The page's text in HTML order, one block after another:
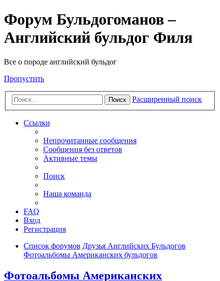
Форум Бульдогоманов –
Английский бульдог Филя
Все о породе английский бульдог
Пропустить
Поиск Расширенный поиск
Ссылки
Непрочитанные сообщения
Сообщения без ответов
Активные темы
Поиск
Наша команда
FAQ
Вход
Регистрация
Список форумов Друзья Английских Бульдогов
Фотоальбомы Американских бульдогов
Фотоальбомы Американских